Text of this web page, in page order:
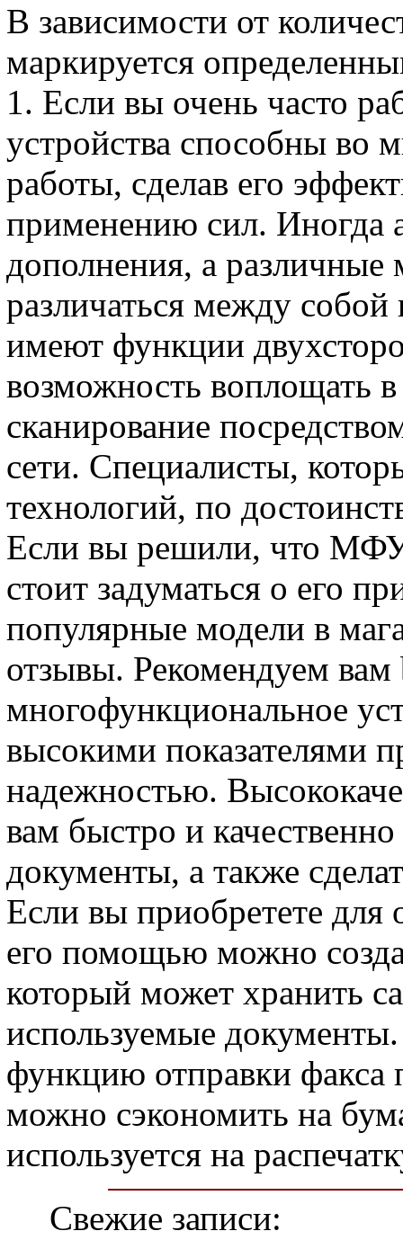
В зависимости от
маркируется
1. Если вы очень часто
устройства способны во
работы, сделав его
применению сил. Иногда
дополнения, а
различаться между
имеют функции
возможность воплощать
сканирование
сети. Специалисты,
технологий, по
Если вы решили, что МФУ
стоит задуматься о его
популярные модели в
отзывы. Рекомендуем
многофункциональное
высокими показателями
надежностью.
вам быстро и
документы, а также
Если вы приобретете
его помощью можно
который может хранить
используемые
функцию отправки факса
можно сэкономить на
используется на
Свежие записи: